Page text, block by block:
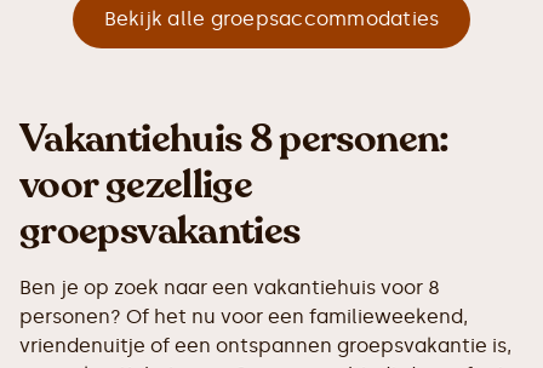
Bekijk alle groepsaccommodaties
Vakantiehuis 8 personen:
voor gezellige
groepsvakanties
Ben je op zoek naar een vakantiehuis voor 8
personen? Of het nu voor een familieweekend,
vriendenuitje of een ontspannen groepsvakantie is,